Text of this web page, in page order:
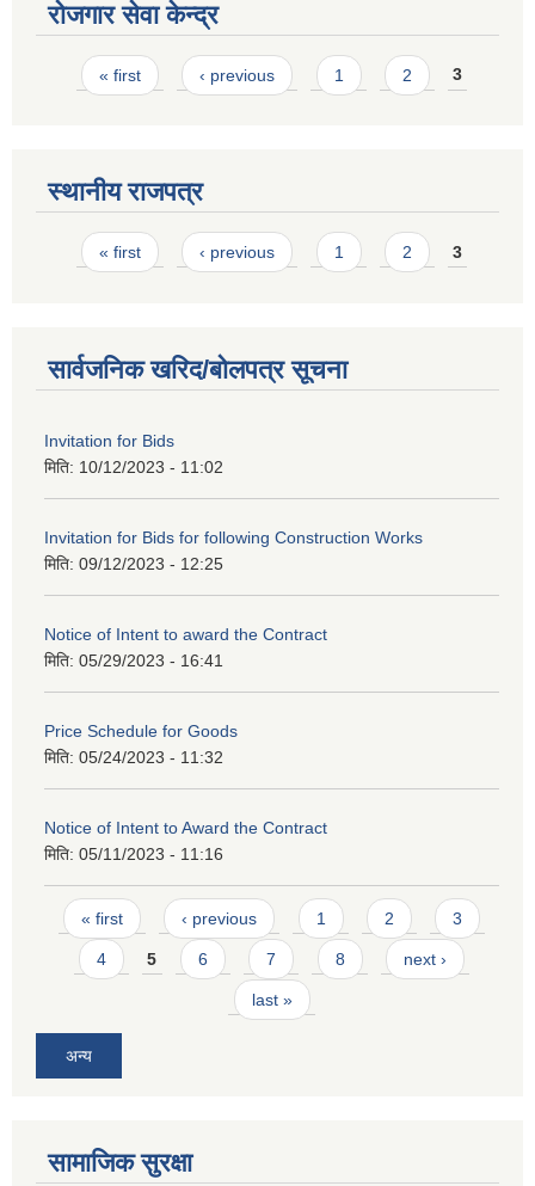
रोजगार सेवा केन्द्र
Pages
« first ‹ previous 1 2 3
स्थानीय राजपत्र
Pages
« first ‹ previous 1 2 3
सार्वजनिक खरिद/बोलपत्र सूचना
Invitation for Bids
मिति: 10/12/2023 - 11:02
Invitation for Bids for following Construction Works
मिति: 09/12/2023 - 12:25
Notice of Intent to award the Contract
मिति: 05/29/2023 - 16:41
Price Schedule for Goods
मिति: 05/24/2023 - 11:32
Notice of Intent to Award the Contract
मिति: 05/11/2023 - 11:16
Pages
« first ‹ previous 1 2 3
4 5 6 7 8 next ›
last »
अन्य
सामाजिक सुरक्षा